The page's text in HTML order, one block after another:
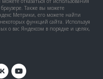
Также вы можете
Метрики, его можете найти
функций сайта. Используя
о вас Яндексом в порядке и целях,